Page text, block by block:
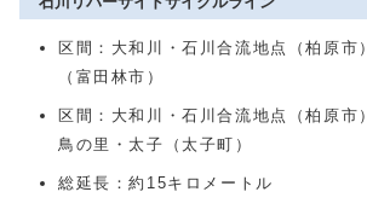
区間：大和川・石川合流地点（柏原市
（富田林市）
区間：大和川・石川合流地点（柏原市
鳥の里・太子（太子町）
総延長：約15キロメートル